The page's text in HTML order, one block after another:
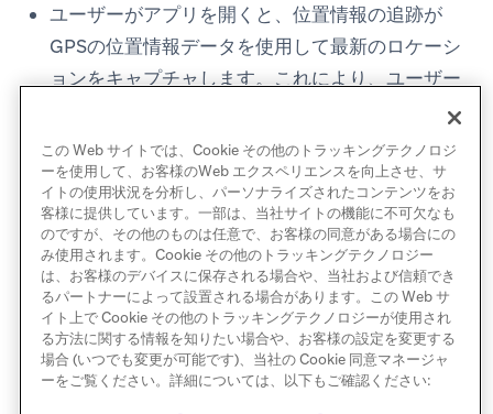
ユーザーがアプリを開くと、位置情報の追跡が
GPSの位置情報データを使用して最新のロケーシ
ョンをキャプチャします。これにより、ユーザー
がどこにいたかを確認し、そのデータに基づいて
セグメント化できます。
ジオフェンスは、定義された仮想的な地理的エリ
アです。ユーザーがバックグラウンドでの位置情
報の追跡を有効にしている場合、ジオフェンスを
使用して、ユーザーがジオフェンス内にいるとき
にリアルタイムでキャンペーンをトリガーできま
す。
この Web サイトでは、Cookie その他のトラッキングテクノロジ
ーを使用して、お客様のWeb エクスペリエンスを向上させ、サ
イトの使用状況を分析し、パーソナライズされたコンテンツをお
客様に提供しています。一部は、当社サイトの機能に不可欠なも
のですが、その他のものは任意で、お客様の同意がある場合にの
み使用されます。Cookie その他のトラッキングテクノロジー
は、お客様のデバイスに保存される場合や、当社および信頼でき
るパートナーによって設置される場合があります。この Web サ
イト上で Cookie その他のトラッキングテクノロジーが使用され
る方法に関する情報を知りたい場合や、お客様の設定を変更する
場合 (いつでも変更が可能です)、当社の Cookie 同意マネージャ
ーをご覧ください。詳細については、以下もご確認ください: